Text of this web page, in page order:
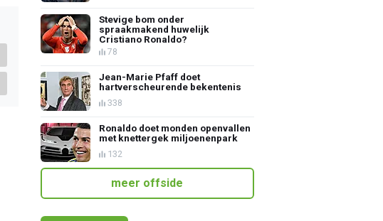
Stevige bom onder
spraakmakend huwelijk
Cristiano Ronaldo?
78
Jean-Marie Pfaff doet
hartverscheurende bekentenis
338
Ronaldo doet monden openvallen
met knettergek miljoenenpark
132
meer offside